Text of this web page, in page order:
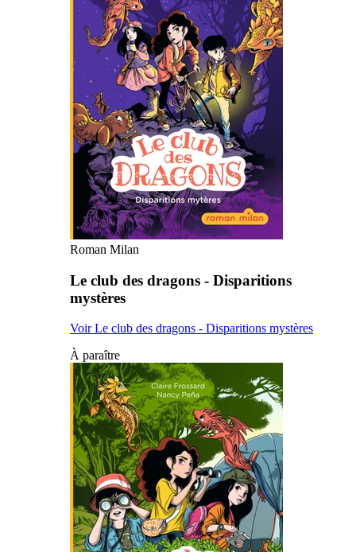
Roman Milan
Le club des dragons - Disparitions
mystères
Voir Le club des dragons - Disparitions mystères
À paraître